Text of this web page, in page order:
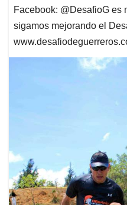
Facebook: @DesafioG es
sigamos mejorando el